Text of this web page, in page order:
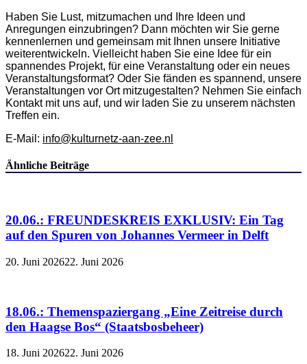
Haben Sie Lust, mitzumachen und Ihre Ideen und
Anregungen einzubringen? Dann möchten wir Sie gerne
kennenlernen und gemeinsam mit Ihnen unsere Initiative
weiterentwickeln. Vielleicht haben Sie eine Idee für ein
spannendes Projekt, für eine Veranstaltung oder ein neues
Veranstaltungsformat? Oder Sie fänden es spannend, unsere
Veranstaltungen vor Ort mitzugestalten? Nehmen Sie einfach
Kontakt mit uns auf, und wir laden Sie zu unserem nächsten
Treffen ein.​
E-Mail: info@kulturnetz-aan-zee.nl
Ähnliche Beiträge
20.06.: FREUNDESKREIS EXKLUSIV: Ein Tag
auf den Spuren von Johannes Vermeer in Delft
20. Juni 202622. Juni 2026
18.06.: Themenspaziergang „Eine Zeitreise durch
den Haagse Bos“ (Staatsbosbeheer)
18. Juni 202622. Juni 2026